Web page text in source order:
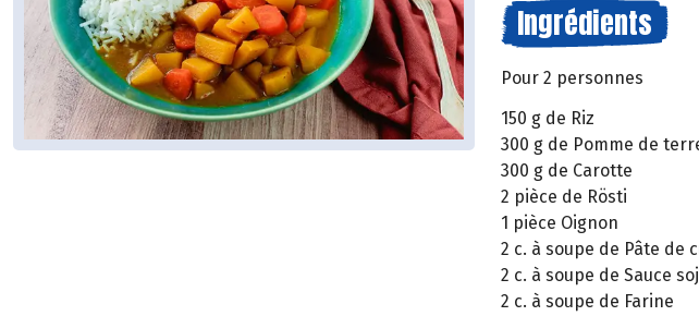
Ingrédients
Pour 2 personnes
150 g de Riz
300 g de Pomme de
300 g de Carotte
2 pièce de Rösti
1 pièce Oignon
2 c. à soupe de Pâte de
2 c. à soupe de Sauce
2 c. à soupe de Farine